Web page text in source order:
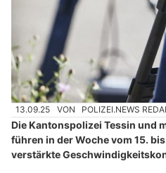
13.09.25 VON POLIZEI.NEWS
Die Kantonspolizei Tessin und
führen in der Woche vom 15.
verstärkte